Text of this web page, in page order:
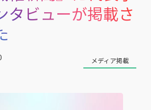
タビューが掲載さ
メディア掲載